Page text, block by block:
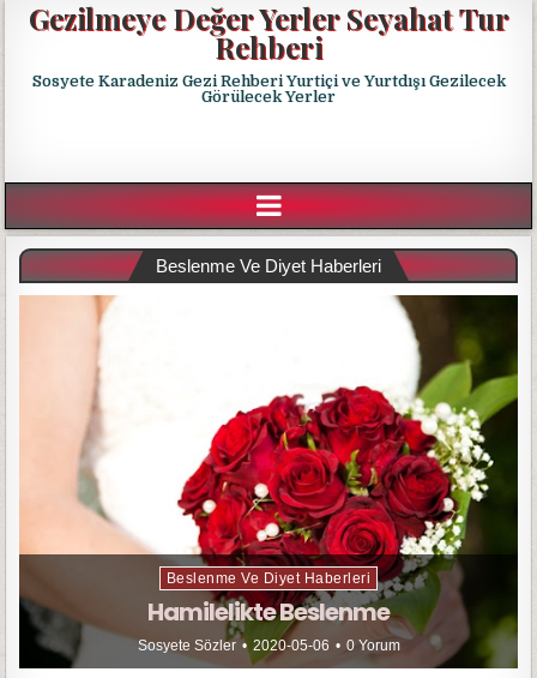
Gezilmeye Değer Yerler Seyahat Tur
Rehberi
Sosyete Karadeniz Gezi Rehberi Yurtiçi ve Yurtdışı Gezilecek
Görülecek Yerler
Beslenme Ve Diyet Haberleri
Beslenme Ve Diyet Haberleri
Hamilelikte Beslenme
Sosyete Sözler 2020-05-06 0 Yorum